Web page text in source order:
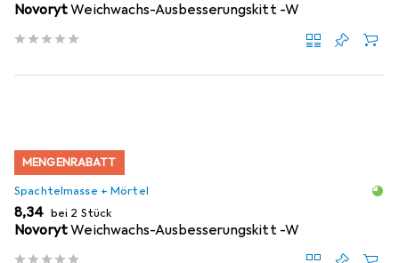
NovorytWeichwachs-Ausbesserungskitt -W
MENGENRABATT
Spachtelmasse + Mörtel
EUR
8,34 bei 2 Stück
NovorytWeichwachs-Ausbesserungskitt -W